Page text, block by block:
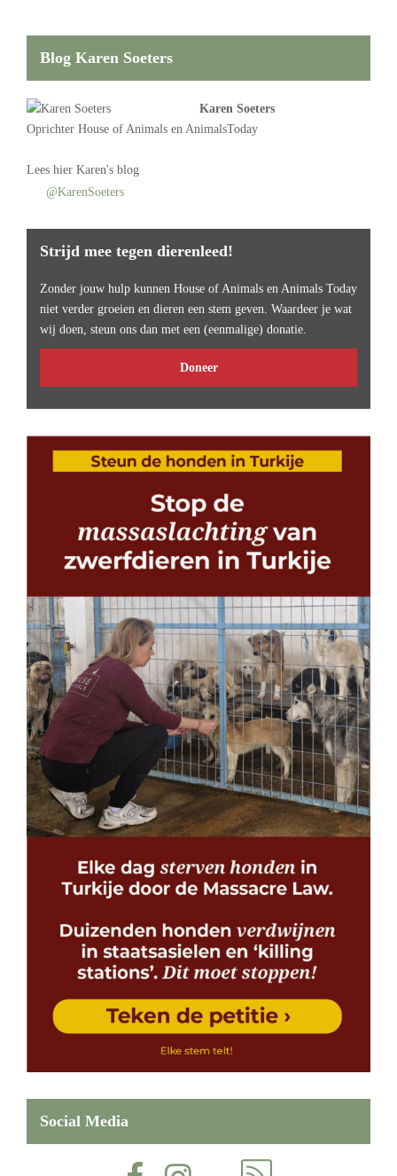
Blog Karen Soeters
Karen Soeters
Oprichter House of Animals en AnimalsToday
Lees hier Karen's blog
@KarenSoeters
Strijd mee tegen dierenleed!
Zonder jouw hulp kunnen House of Animals en Animals Today
niet verder groeien en dieren een stem geven. Waardeer je wat
wij doen, steun ons dan met een (eenmalige) donatie.
Doneer
Social Media